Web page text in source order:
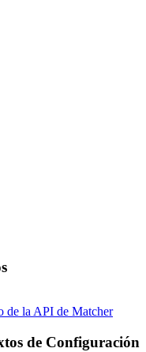
de la API de Matcher
de Configuración